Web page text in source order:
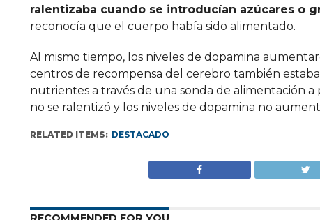
ralentizaba cuando se introducían azúcares o
reconocía que el cuerpo había sido alimentado.
Al mismo tiempo, los niveles de dopamina
centros de recompensa del cerebro también
nutrientes a través de una sonda de alimentación a
no se ralentizó y los niveles de dopamina no
RELATED ITEMS: DESTACADO